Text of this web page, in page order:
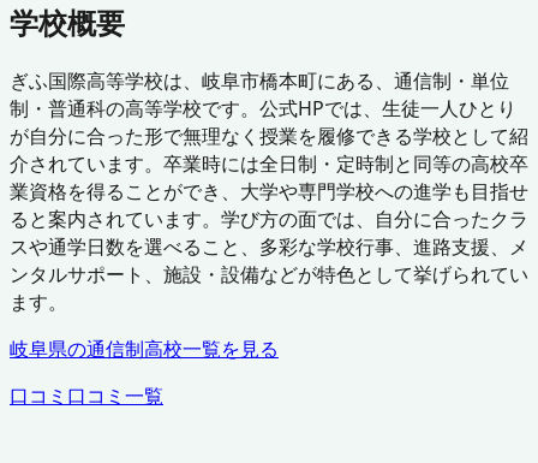
学校概要
ぎふ国際高等学校は、岐阜市橋本町にある、通信制・単位
制・普通科の高等学校です。公式HPでは、生徒一人ひとり
が自分に合った形で無理なく授業を履修できる学校として紹
介されています。卒業時には全日制・定時制と同等の高校卒
業資格を得ることができ、大学や専門学校への進学も目指せ
ると案内されています。学び方の面では、自分に合ったクラ
スや通学日数を選べること、多彩な学校行事、進路支援、メ
ンタルサポート、施設・設備などが特色として挙げられてい
ます。
岐阜県の通信制高校一覧を見る
口コミ 口コミ一覧